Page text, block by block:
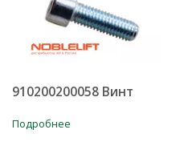
910200200058 Винт
Подробнее